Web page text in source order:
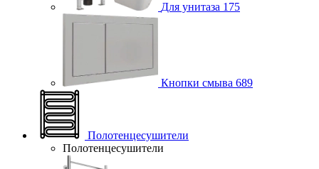
Для унитаза 175
Кнопки смыва 689
Полотенцесушители
Полотенцесушители